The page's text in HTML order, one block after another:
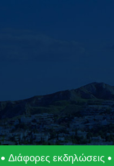
Διάφορες εκδηλώσεις